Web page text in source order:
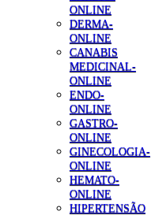
ONLINE
DERMA-
ONLINE
CANABIS
MEDICINAL-
ONLINE
ENDO-
ONLINE
GASTRO-
ONLINE
GINECOLOGIA-
ONLINE
HEMATO-
ONLINE
HIPERTENSÃO